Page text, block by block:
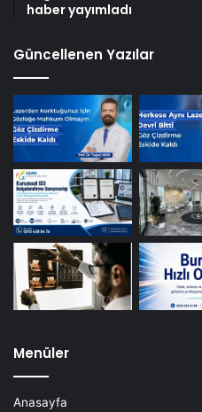
haber yayımladı
Güncellenen Yazılar
Menüler
Anasayfa